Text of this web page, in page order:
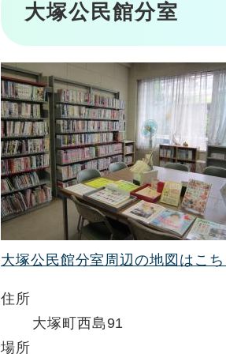
大塚公民館分室
大塚公民館分室周辺の地図はこ
住所
大塚町西島91
場所